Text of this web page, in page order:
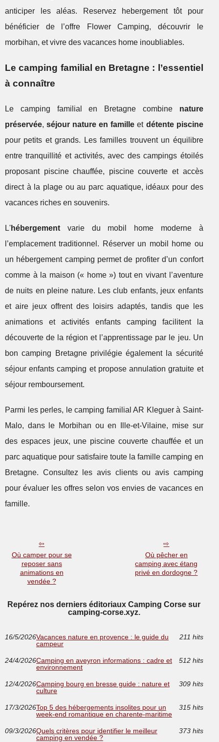
anticiper les aléas. Reservez hebergement tôt pour
bénéficier de l’offre Flower Camping, découvrir le
morbihan, et vivre des vacances home inoubliables.
Le camping familial en Bretagne : l’essentiel
à connaître
Le camping familial en Bretagne combine nature
préservée,séjour nature en famille et détente piscine
pour petits et grands. Les familles trouvent un équilibre
entre tranquillité et activités, avec des campings étoilés
proposant piscine chauffée, piscine couverte et accès
direct à la plage ou au parc aquatique, idéaux pour des
vacances riches en souvenirs.
L'hébergement varie du mobil home moderne à
l’emplacement traditionnel. Réserver un mobil home ou
un hébergement camping permet de profiter d’un confort
comme à la maison (« home ») tout en vivant l’aventure
de nuits en pleine nature. Les club enfants, jeux enfants
et aire jeux offrent des loisirs adaptés, tandis que les
animations et activités enfants camping facilitent la
découverte de la région et l’apprentissage par le jeu. Un
bon camping Bretagne privilégie également la sécurité
séjour enfants camping et propose annulation gratuite et
séjour remboursement.
Parmi les perles, le camping familial AR Kleguer à Saint-
Malo, dans le Morbihan ou en Ille-et-Vilaine, mise sur
des espaces jeux, une piscine couverte chauffée et un
parc aquatique pour satisfaire toute la famille camping en
Bretagne. Consultez les avis clients ou avis camping
pour évaluer les offres selon vos envies de vacances en
famille.
Où camper pour se
reposer sans
animations en
vendée ?
Où pêcher en
camping avec étang
privé en dordogne ?
Repérez nos derniers éditoriaux Camping Corse sur
camping-corse.xyz.
16/5/2026Vacances nature en provence : le guide du
campeur
211 hits
24/4/2026Camping en aveyron informations : cadre et
environnement
512 hits
12/4/2026Camping bourg en bresse guide : nature et
culture
309 hits
17/3/2026Top 5 des hébergements insolites pour un
week-end romantique en charente-maritime
315 hits
09/3/2026Quels critères pour identifier le meilleur
camping en vendée ?
373 hits